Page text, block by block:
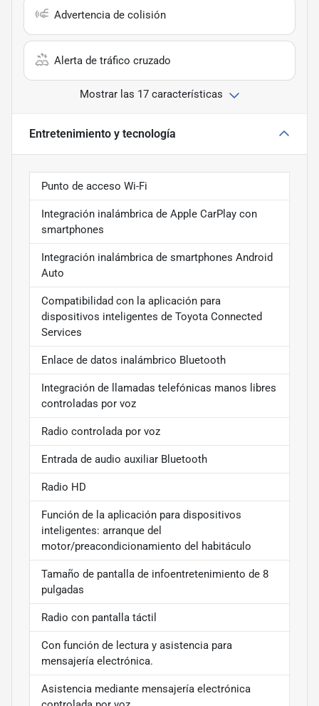
Advertencia de colisión
Alerta de tráfico cruzado
Mostrar las 17 características
Entretenimiento y tecnología
Punto de acceso Wi-Fi
Integración inalámbrica de Apple CarPlay con
smartphones
Integración inalámbrica de smartphones Android
Auto
Compatibilidad con la aplicación para
dispositivos inteligentes de Toyota Connected
Services
Enlace de datos inalámbrico Bluetooth
Integración de llamadas telefónicas manos libres
controladas por voz
Radio controlada por voz
Entrada de audio auxiliar Bluetooth
Radio HD
Función de la aplicación para dispositivos
inteligentes: arranque del
motor/preacondicionamiento del habitáculo
Tamaño de pantalla de infoentretenimiento de 8
pulgadas
Radio con pantalla táctil
Con función de lectura y asistencia para
mensajería electrónica.
Asistencia mediante mensajería electrónica